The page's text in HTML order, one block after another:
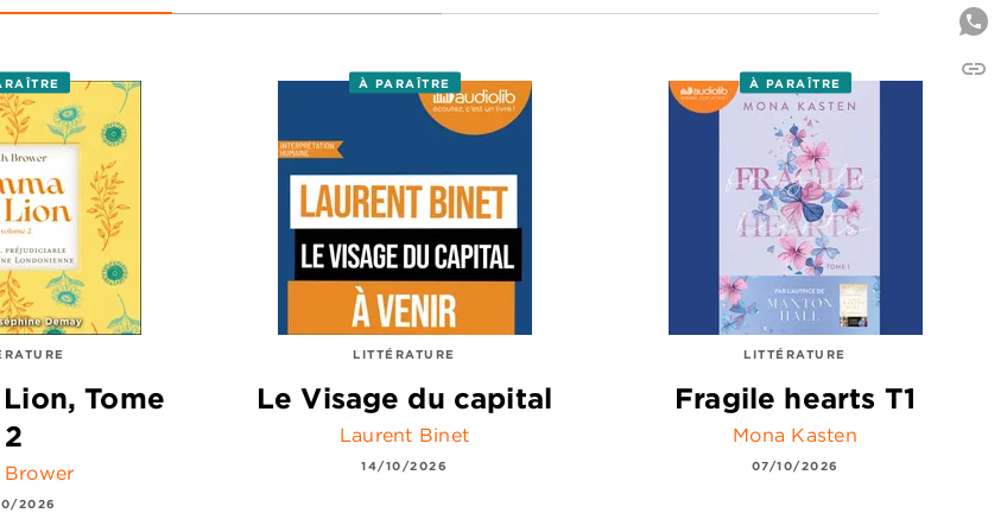
Tome
2
Brower
2026
À PARAÎTRE
LITTÉRATURE
Le Visage du capital
Laurent Binet
14/10/2026
À PARAÎTRE
LITTÉRATURE
Fragile hearts T1
Mona Kasten
07/10/2026
link